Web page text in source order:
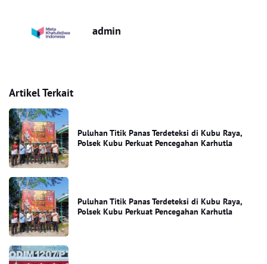
admin
Artikel Terkait
Puluhan Titik Panas Terdeteksi di Kubu Raya,
Polsek Kubu Perkuat Pencegahan Karhutla
Puluhan Titik Panas Terdeteksi di Kubu Raya,
Polsek Kubu Perkuat Pencegahan Karhutla